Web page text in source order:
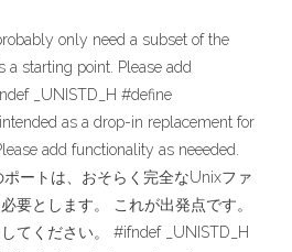
only need a subset of the
starting point. Please add
_UNISTD_H #define
as a drop-in replacement for
add functionality as neeeded.
ートは、おそらく完全なUnixファ
要とします。 これが出発点です。
てください。 #ifndef _UNISTD_H